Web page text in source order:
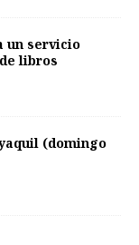
un servicio
libros
(domingo